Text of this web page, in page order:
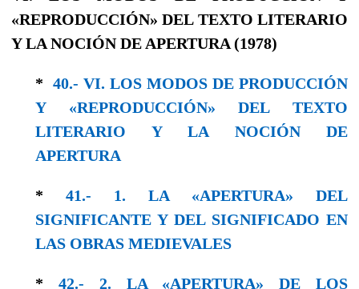
«REPRODUCCIÓN» DEL TEXTO LITERARIO
Y LA NOCIÓN DE APERTURA (1978)
* 40.- VI. LOS MODOS DE PRODUCCIÓN
Y «REPRODUCCIÓN» DEL TEXTO
LITERARIO Y LA NOCIÓN DE
APERTURA
* 41.- 1. LA «APERTURA» DEL
SIGNIFICANTE Y DEL SIGNIFICADO EN
LAS OBRAS MEDIEVALES
* 42.- 2. LA «APERTURA» DE LOS